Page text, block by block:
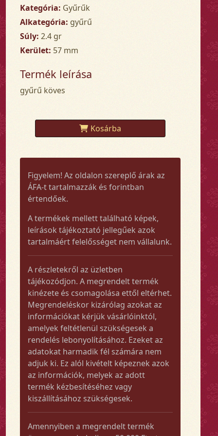
Kategória: Gyűrűk
Alkategória: gyűrű
Súly: 2.4 gr
Kerület: 57 mm
Termék leírása
gyűrű köves
Kosárba
Figyelem! Az oldalon szereplő árak az
ÁFA-t tartalmazzák és forintban
értendőek.
A termékek mellett található képek,
leírások tájékoztató jellegűek azok
tartalmáért felelősséget nem vállalunk.
A részletekről az üzletben
tájékozódjon. A megrendelt termék
kinézete és csomagolása ettől eltérhet.
Megrendeléskor kizárólag azokat az
információkat kérjük vásárlóinktól,
amelyek feltétlenül szükségesek a
rendelés lebonyolításához. Ezeket az
adatokat harmadik fél számára nem
adjuk ki. Ez alól kivételt képeznek azok
az információk, melyek az adott
termék kézbesítéséhez vagy
kiszállításához szükségesek.
Amennyiben a megrendelt termék